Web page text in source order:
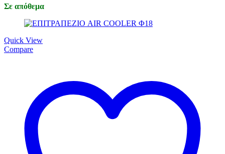
Σε απόθεμα
Quick View
Compare